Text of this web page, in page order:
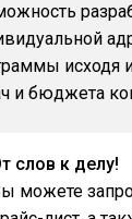
исходя
и бюджета
слов к делу!
можете